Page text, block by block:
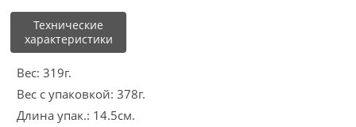
Технические
характеристики
Вес: 319г.
Вес с упаковкой: 378г.
Длина упак.: 14.5см.